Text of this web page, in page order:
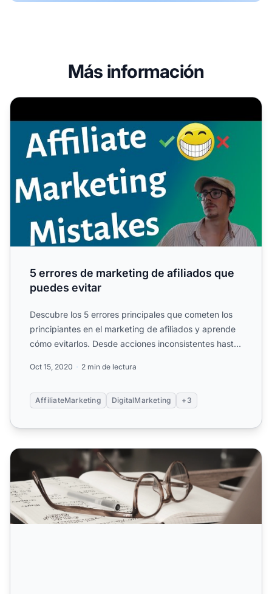
Más información
5 errores de marketing de afiliados que puedes evitar
5 errores de marketing de afiliados que
puedes evitar
Descubre los 5 errores principales que cometen los
principiantes en el marketing de afiliados y aprende
cómo evitarlos. Desde acciones inconsistentes hasta
Oct 15, 2020 2 min de lectura
AffiliateMarketing DigitalMarketing +3
5 cosas que debes investigar antes de crear una